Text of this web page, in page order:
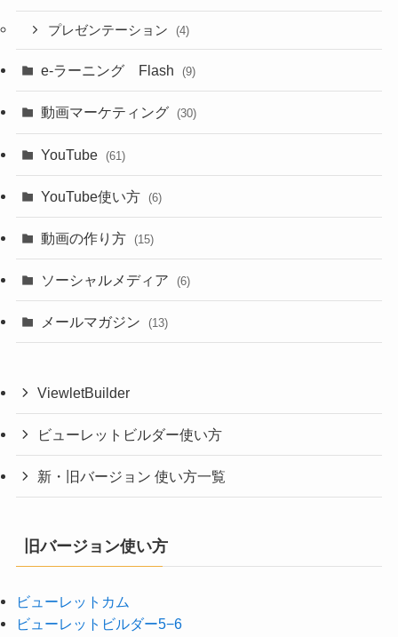
プレゼンテーション (4)
e-ラーニング Flash (9)
動画マーケティング (30)
YouTube (61)
YouTube使い方 (6)
動画の作り方 (15)
ソーシャルメディア (6)
メールマガジン (13)
ViewletBuilder
ビューレットビルダー使い方
新・旧バージョン 使い方一覧
旧バージョン使い方
ビューレットカム
ビューレットビルダー5−6